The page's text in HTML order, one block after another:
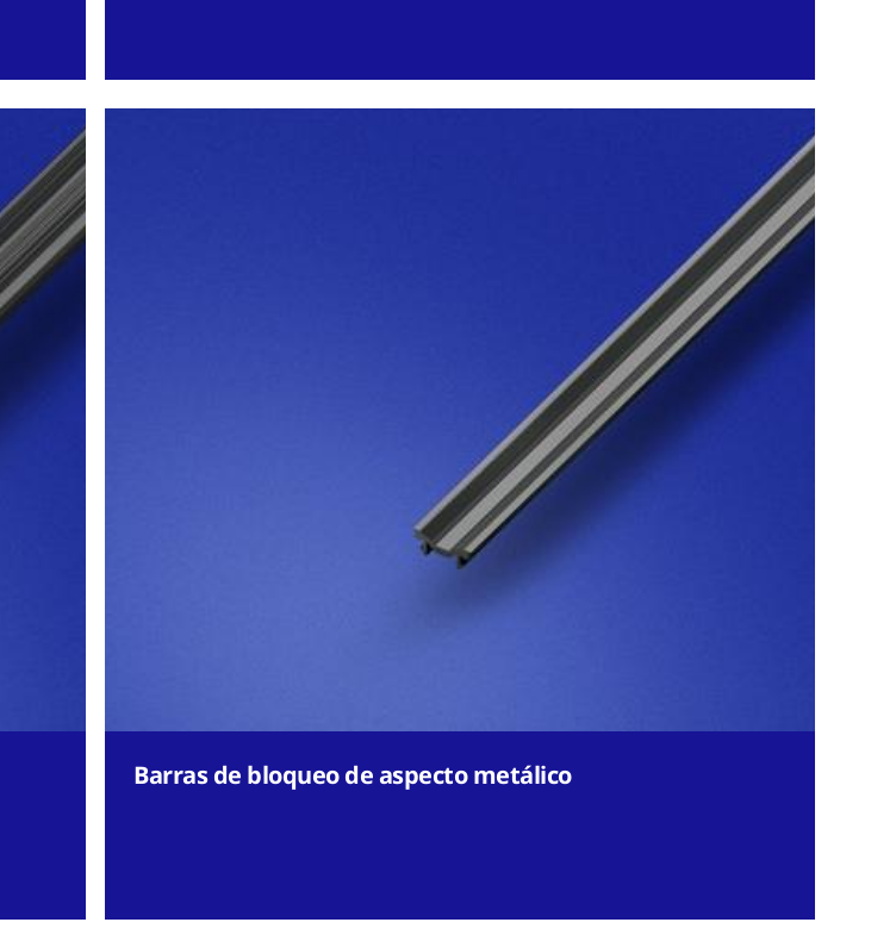
Barras de bloqueo de aspecto metálico